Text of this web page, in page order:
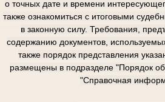
о точных дате и времени
также ознакомиться с итоговыми
в законную силу. Требования,
содержанию документов,
также порядок представления
размещены в подразделе "Порядок
"Справочная